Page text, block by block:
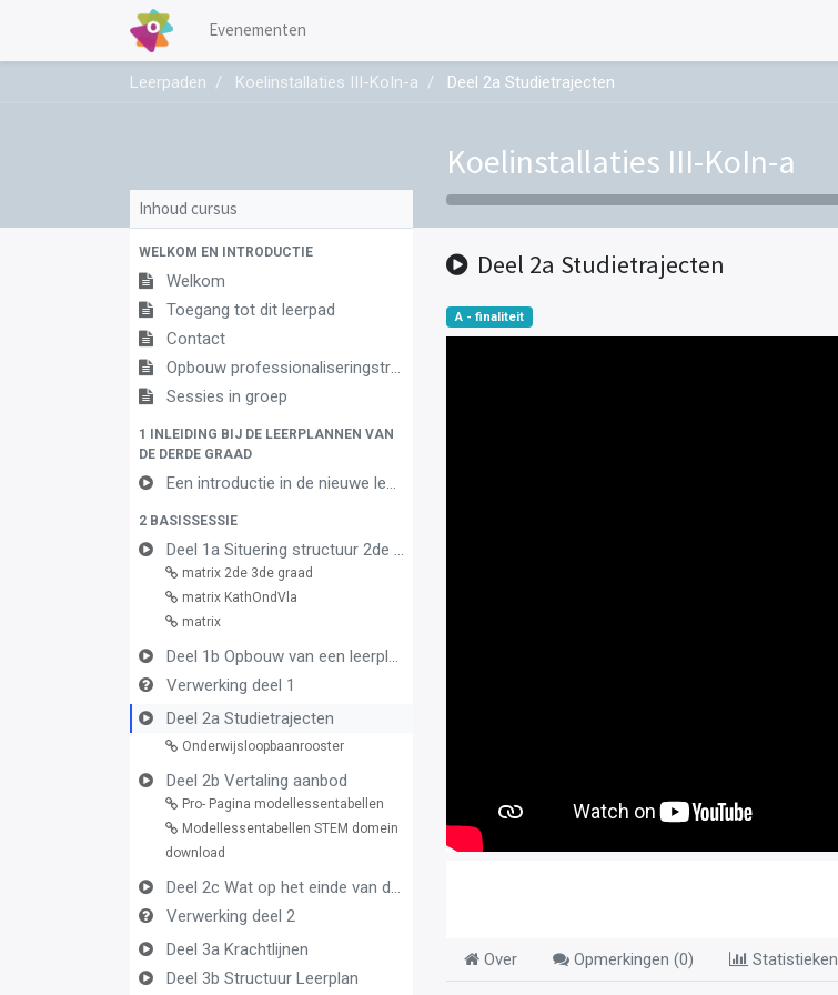
Evenementen
Leerpaden Koelinstallaties III-KoIn-a Deel 2a Studietrajecten
Koelinstallaties III-KoIn-a
Inhoud cursus
WELKOM EN INTRODUCTIE
Welkom
Toegang tot dit leerpad
Contact
Opbouw professionaliseringstraject
Sessies in groep
1 INLEIDING BIJ DE LEERPLANNEN VAN
DE DERDE GRAAD
Een introductie in de nieuwe leerplannen van de derde graad
2 BASISSESSIE
Deel 1a Situering structuur 2de en 3de graad
matrix 2de 3de graad
matrix KathOndVla
matrix
Deel 1b Opbouw van een leerplan vormingsconcept
Verwerking deel 1
Deel 2a Studietrajecten
Onderwijsloopbaanrooster
Deel 2b Vertaling aanbod
Pro- Pagina modellessentabellen
Modellessentabellen STEM domein
download
Deel 2c Wat op het einde van de graad
Verwerking deel 2
Deel 3a Krachtlijnen
Deel 3b Structuur Leerplan
Deel 2a Studietrajecten
A - finaliteit
Over Opmerkingen (0) Statistieken